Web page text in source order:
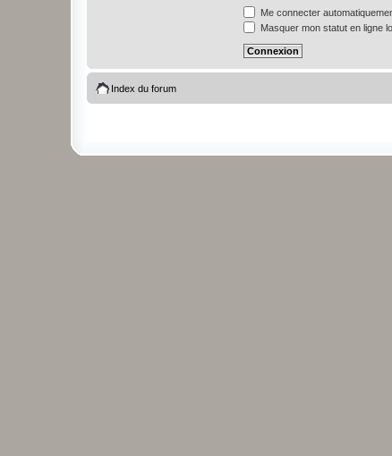
Me connecter
Masquer mon statut en ligne
Index du forum